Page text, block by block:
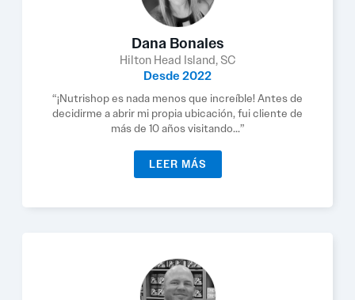
Dana Bonales
Hilton Head Island, SC
Desde 2022
“¡Nutrishop es nada menos que increíble! Antes de
decidirme a abrir mi propia ubicación, fui cliente de
más de 10 años visitando...”
LEER MÁS